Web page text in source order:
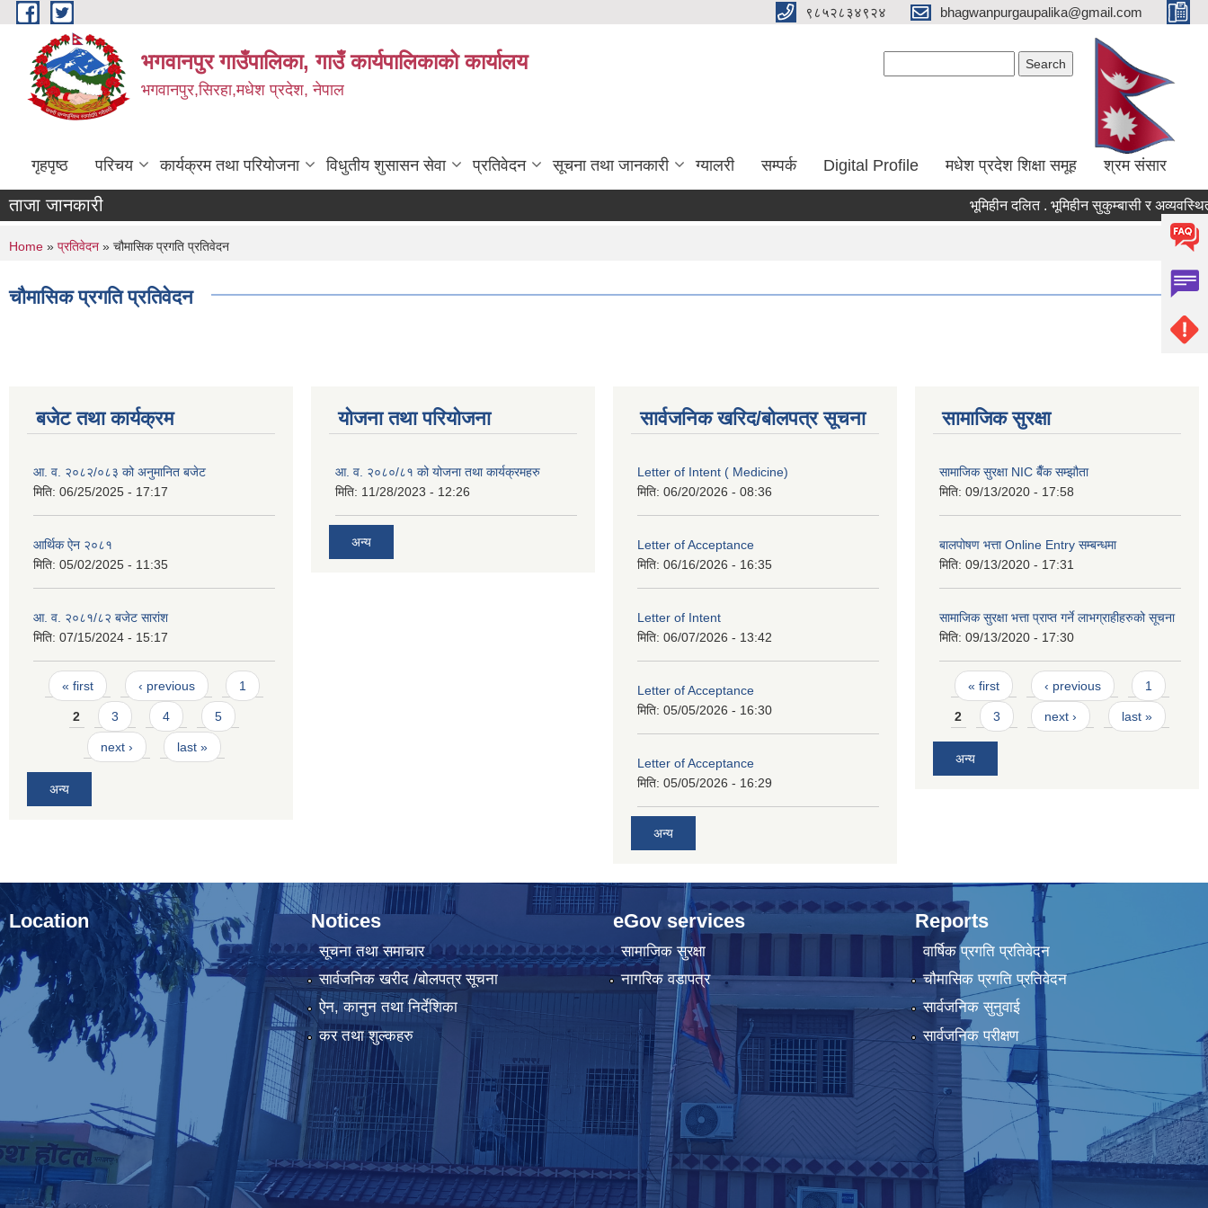
Skip to main content ९८५२८३४९२४ bhagwanpurgaupalika@gmail.com
भगवानपुर गाउँपालिका, गाउँ कार्यपालिकाको कार्यालय
भगवानपुर,सिरहा,मधेश प्रदेश, नेपाल
गृहपृष्ठ परिचय कार्यक्रम तथा परियोजना विधुतीय शुसासन सेवा प्रतिवेदन सूचना तथा जानकारी ग्यालरी सम्पर्क Digital Profile मधेश प्रदेश शिक्षा समूह श्रम संसार
ताजा जानकारी भूमिहीन दलित . भूमिहीन सुकुम्बासी र अव्यवस्थित
You are here
Home » प्रतिवेदन » चौमासिक प्रगति प्रतिवेदन
चौमासिक प्रगति प्रतिवेदन
बजेट तथा कार्यक्रम
आ. व. २०८२/०८३ को अनुमानित बजेट
मिति: 06/25/2025 - 17:17
आर्थिक ऐन २०८१
मिति: 05/02/2025 - 11:35
आ. व. २०८१/८२ बजेट सारांश
मिति: 07/15/2024 - 15:17
Pages
« first ‹ previous 1
2 3 4 5
next › last »
अन्य
योजना तथा परियोजना
आ. व. २०८०/८१ को योजना तथा कार्यक्रमहरु
मिति: 11/28/2023 - 12:26
अन्य
सार्वजनिक खरिद/बोलपत्र सूचना
Letter of Intent ( Medicine)
मिति: 06/20/2026 - 08:36
Letter of Acceptance
मिति: 06/16/2026 - 16:35
Letter of Intent
मिति: 06/07/2026 - 13:42
Letter of Acceptance
मिति: 05/05/2026 - 16:30
Letter of Acceptance
मिति: 05/05/2026 - 16:29
अन्य
सामाजिक सुरक्षा
सामाजिक सुरक्षा NIC बैँक सम्झौता
मिति: 09/13/2020 - 17:58
बालपोषण भत्ता Online Entry सम्बन्धमा
मिति: 09/13/2020 - 17:31
सामाजिक सुरक्षा भत्ता प्राप्त गर्ने लाभग्राहीहरुको सूचना
मिति: 09/13/2020 - 17:30
Pages
« first ‹ previous 1
2 3 next › last »
अन्य
Location Notices
सूचना तथा समाचार
सार्वजनिक खरीद /बोलपत्र सूचना
ऐन, कानुन तथा निर्देशिका
कर तथा शुल्कहरु
eGov services
सामाजिक सुरक्षा
नागरिक वडापत्र
Reports
वार्षिक प्रगति प्रतिवेदन
चौमासिक प्रगति प्रतिवेदन
सार्वजनिक सुनुवाई
सार्वजनिक परीक्षण